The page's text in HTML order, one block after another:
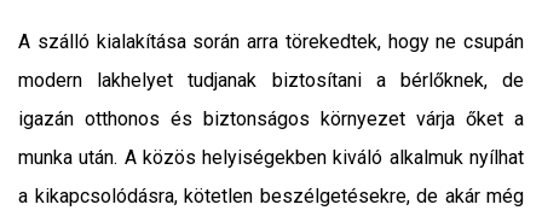
A szálló kialakítása során arra törekedtek, hogy ne csupán
modern lakhelyet tudjanak biztosítani a bérlőknek, de
igazán otthonos és biztonságos környezet várja őket a
munka után. A közös helyiségekben kiváló alkalmuk nyílhat
a kikapcsolódásra, kötetlen beszélgetésekre, de akár még